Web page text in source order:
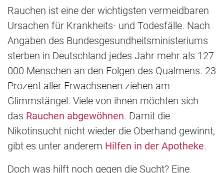
Rauchen ist eine der wichtigsten vermeidbaren
Ursachen für Krankheits- und Todesfälle. Nach
Angaben des Bundesgesundheitsministeriums
sterben in Deutschland jedes Jahr mehr als 127
000 Menschen an den Folgen des Qualmens. 23
Prozent aller Erwachsenen ziehen am
Glimmstängel. Viele von ihnen möchten sich
das Rauchen abgewöhnen. Damit die
Nikotinsucht nicht wieder die Oberhand gewinnt,
gibt es unter anderem Hilfen in der Apotheke.
Doch was hilft noch gegen die Sucht? Eine